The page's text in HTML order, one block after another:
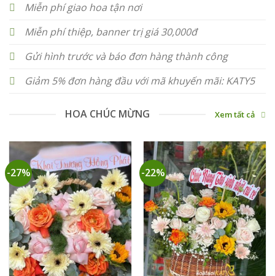
Miễn phí giao hoa tận nơi
Miễn phí thiệp, banner trị giá 30,000đ
Gửi hình trước và báo đơn hàng thành công
Giảm 5% đơn hàng đầu với mã khuyến mãi: KATY5
HOA CHÚC MỪNG Xem tất cả
-27% -22%